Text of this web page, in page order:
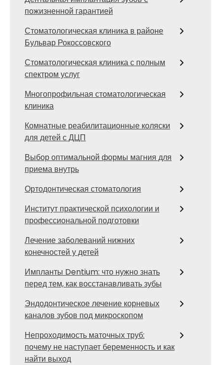
пожизненной гарантией
Стоматологическая клиника в районе
Бульвар Рокоссовского
Стоматологическая клиника с полным
спектром услуг
Многопрофильная стоматологическая
клиника
Комнатные реабилитационные коляски
для детей с ДЦП
Выбор оптимальной формы магния для
приема внутрь
Ортодонтическая стоматология
Институт практической психологии и
профессиональной подготовки
Лечение заболеваний нижних
конечностей у детей
Импланты Dentium: что нужно знать
перед тем, как восстанавливать зубы
Эндодонтическое лечение корневых
каналов зубов под микроскопом
Непроходимость маточных труб:
почему не наступает беременность и как
найти выход